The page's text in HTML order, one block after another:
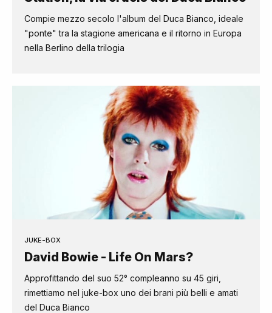
Compie mezzo secolo l'album del Duca Bianco, ideale
"ponte" tra la stagione americana e il ritorno in Europa
nella Berlino della trilogia
JUKE-BOX
David Bowie - Life On Mars?
Approfittando del suo 52° compleanno su 45 giri,
rimettiamo nel juke-box uno dei brani più belli e amati
del Duca Bianco